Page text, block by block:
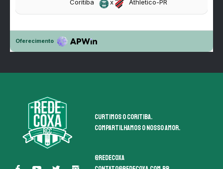
Curtimos o coritiba.
Compartilhamos o nosso amor.
@redecoxa